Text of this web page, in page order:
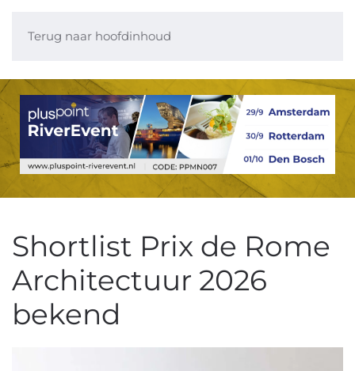
Terug naar hoofdinhoud
Shortlist Prix de Rome
Architectuur 2026
bekend